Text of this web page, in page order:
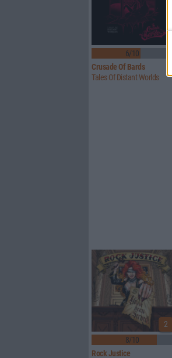
6/10
Crusade Of Bards
Tales Of Distant Worlds
2
8/10
Rock Justice